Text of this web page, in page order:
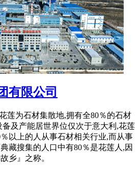
有限公司
莲为石材集散地,拥有全80％的石材
备及产能居世界位仅次于意大利,花莲
以上的人从事石材相关行业,而从事
藏搜集的人口中有80％是花莲人,因
乡』之称。